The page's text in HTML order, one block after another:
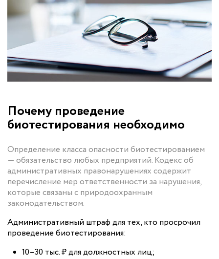
Почему проведение
биотестирования необходимо
Определение класса опасности биотестированием
— обязательство любых предприятий. Кодекс об
административных правонарушениях содержит
перечисление мер ответственности за нарушения,
которые связаны с природоохранным
законодательством.
Административный штраф для тех, кто просрочил
проведение биотестирования:
10–30 тыс. ₽ для должностных лиц;